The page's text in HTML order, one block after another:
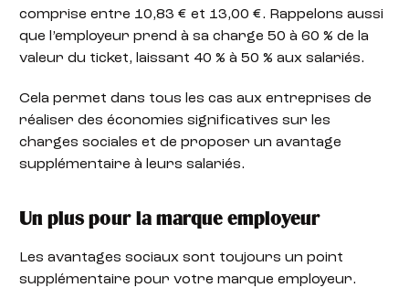
comprise entre 10,83 € et 13,00 €. Rappelons aussi
que l’employeur prend à sa charge 50 à 60 % de la
valeur du ticket, laissant 40 % à 50 % aux salariés.
Cela permet dans tous les cas aux entreprises de
réaliser des économies significatives sur les
charges sociales et de proposer un avantage
supplémentaire à leurs salariés.
Un plus pour la marque employeur
Les avantages sociaux sont toujours un point
supplémentaire pour votre marque employeur.